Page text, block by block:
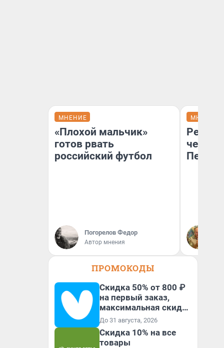
МНЕНИЕ
«Плохой мальчик»
готов рвать
российский футбол
Погорелов Федор
Автор мнения
МНЕНИЕ
чему
ПРОМОКОДЫ
Скидка 50% от 800 ₽
на первый заказ,
максимальная скидка
600 ₽
До 31 августа, 2026
Скидка 10% на все
товары